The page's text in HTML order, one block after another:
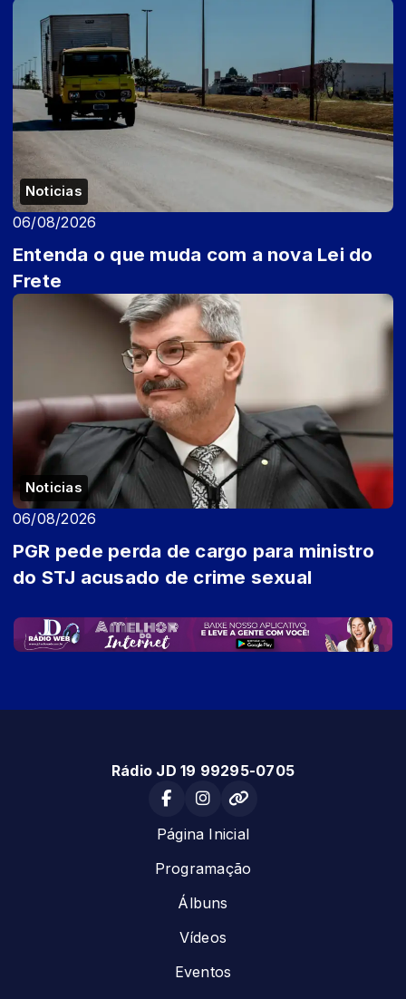
Noticias
06/08/2026
Entenda o que muda com a nova Lei do
Frete
Noticias
06/08/2026
PGR pede perda de cargo para ministro
do STJ acusado de crime sexual
Rádio JD 19 99295-0705
Página Inicial
Programação
Álbuns
Vídeos
Eventos